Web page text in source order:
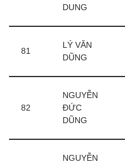
DUNG
81
LÝ VĂN
DŨNG
82
NGUYỄN
ĐỨC
DŨNG
NGUYỄN